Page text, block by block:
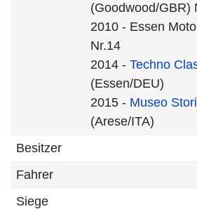
(Goodwood/GBR)
2010 - Essen
Nr.14
2014 - Techno
(Essen/DEU)
2015 - Museo
(Arese/ITA)
Besitzer
Fahrer
Siege